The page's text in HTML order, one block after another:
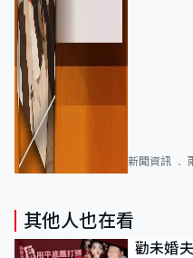
新聞資訊
其他人也在看
勸未婚